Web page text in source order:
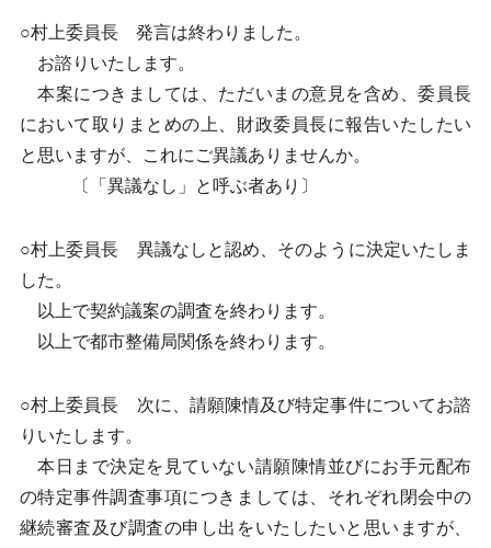
○村上委員長 発言は終わりました。
お諮りいたします。
本案につきましては、ただいまの意見を含め、委員長
において取りまとめの上、財政委員長に報告いたしたい
と思いますが、これにご異議ありませんか。
〔「異議なし」と呼ぶ者あり〕
○村上委員長 異議なしと認め、そのように決定いたしま
した。
以上で契約議案の調査を終わります。
以上で都市整備局関係を終わります。
○村上委員長 次に、請願陳情及び特定事件についてお諮
りいたします。
本日まで決定を見ていない請願陳情並びにお手元配布
の特定事件調査事項につきましては、それぞれ閉会中の
継続審査及び調査の申し出をいたしたいと思いますが、